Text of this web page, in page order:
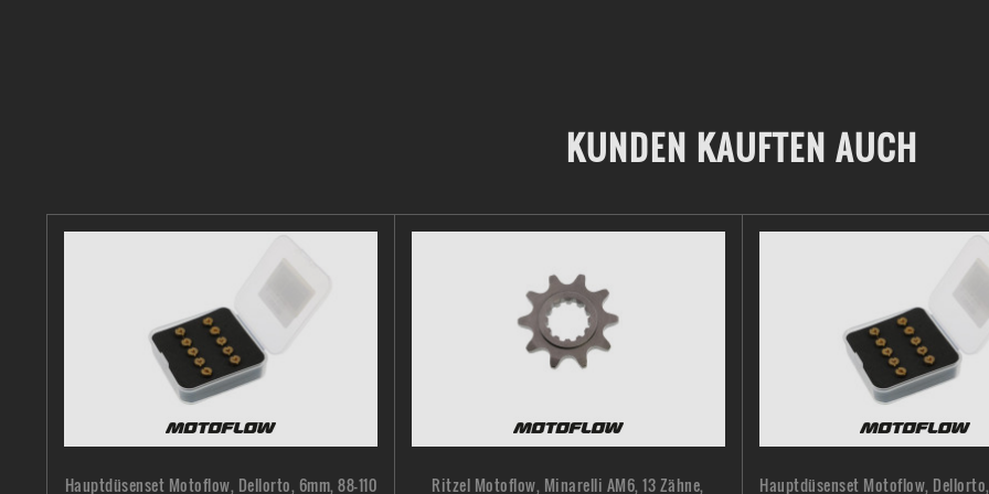
KUNDEN KAUFTEN AUCH
Hauptdüsenset Motoflow, Dellorto, 6mm, 88-110
Ritzel Motoflow, Minarelli AM6, 13 Zähne,
Hauptdüsenset Motoflow, Dellorto,